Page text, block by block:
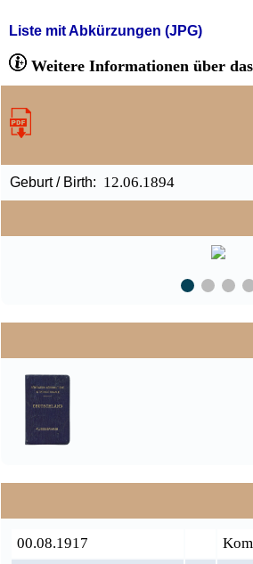
Liste mit Abkürzungen (JPG)
Weitere Informationen über
Geburt / Birth: 12.06.1894
00.08.1917